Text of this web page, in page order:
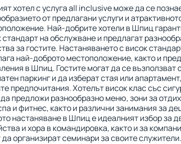
хотел с услуга all inclusive може да се
от предлагани услуги и
Най-добрите хотели в Шпиц
стандарт на обслужване и предлагат
за гостите. Настаняването с висок
най-доброто местоположение, както и
в Шпиц. Гостите могат да се възползват
паркинг и да изберат стая или
предпочитания. Хотелът висок клас със
предложи разнообразно меню, зони за
и фитнес, както и различни занимания за
настаняване в Шпиц е идеалният избор за
и хора в командировка, както и за
да организират семинари за своите служители.